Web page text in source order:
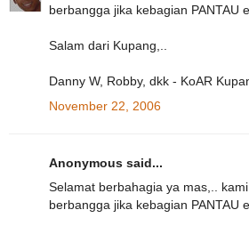
berbangga jika kebagian PANTAU
Salam dari Kupang,..
Danny W, Robby, dkk - KoAR
November 22, 2006
Anonymous said...
Selamat berbahagia ya mas,..
berbangga jika kebagian PANTAU